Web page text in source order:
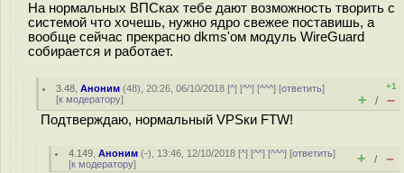
На нормальных ВПСках тебе дают возможность творить с
системой что хочешь, нужно ядро свежее поставишь, а
вообще сейчас прекрасно dkms'ом модуль WireGuard
собирается и работает.
3.48 ,Аноним (48), 20:26, 06/10/2018 [^] [^^] [^^^] [ответить]
[к модератору]
+1
+ / –
Подтверждаю, нормальный VPSки FTW!
4.149 ,Аноним (-), 13:46, 12/10/2018 [^] [^^] [^^^] [ответить]
[к модератору] + / –